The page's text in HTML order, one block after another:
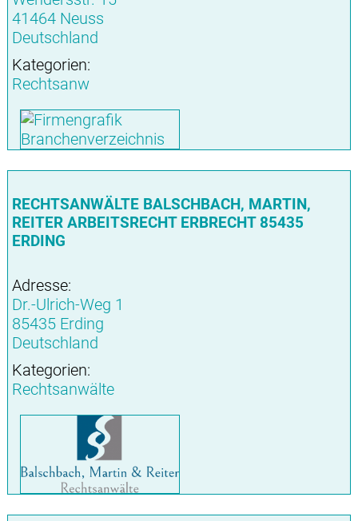
41464 Neuss
Deutschland
Kategorien:
Rechtsanw
RECHTSANWÄLTE BALSCHBACH, MARTIN,
REITER ARBEITSRECHT ERBRECHT 85435
ERDING
Adresse:
Dr.-Ulrich-Weg 1
85435 Erding
Deutschland
Kategorien:
Rechtsanwälte